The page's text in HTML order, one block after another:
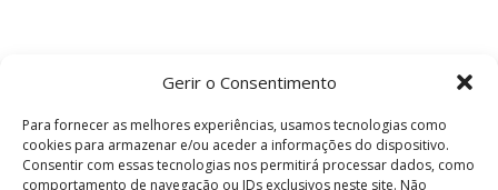
Gerir o Consentimento
Para fornecer as melhores experiências, usamos tecnologias como
cookies para armazenar e/ou aceder a informações do dispositivo.
Consentir com essas tecnologias nos permitirá processar dados, como
comportamento de navegação ou IDs exclusivos neste site. Não